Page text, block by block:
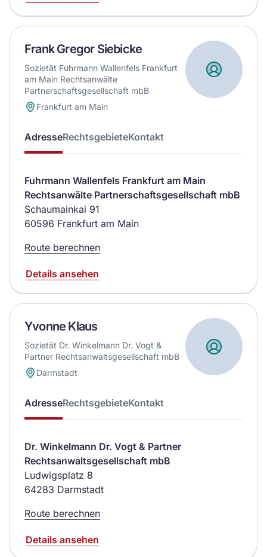
Frank Gregor Siebicke
Sozietät Fuhrmann Wallenfels Frankfurt
am Main Rechtsanwälte
Partnerschaftsgesellschaft mbB
Frankfurt am Main
AdresseRechtsgebieteKontakt
Fuhrmann Wallenfels Frankfurt am Main
Rechtsanwälte Partnerschaftsgesellschaft mbB
Schaumainkai 91
60596 Frankfurt am Main
Route berechnen
Details ansehen
Yvonne Klaus
Sozietät Dr. Winkelmann Dr. Vogt &
Partner Rechtsanwaltsgesellschaft mbB
Darmstadt
AdresseRechtsgebieteKontakt
Dr. Winkelmann Dr. Vogt & Partner
Rechtsanwaltsgesellschaft mbB
Ludwigsplatz 8
64283 Darmstadt
Route berechnen
Details ansehen